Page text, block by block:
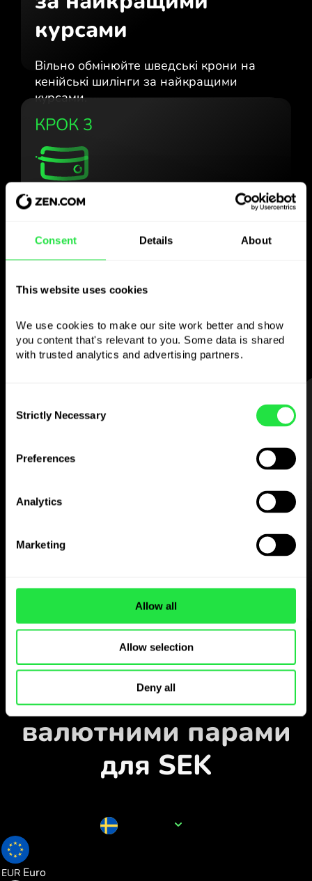
Consent Details About
This website uses cookies
We use cookies to make our site work better and show
you content that's relevant to you. Some data is shared
with trusted analytics and advertising partners.
Selection
Strictly Necessary
Preferences
Analytics
Marketing
Allow all
Allow selection
Deny all
курсами
Вільно обмінюйте шведські крони на
кенійські шилінги за найкращими
курсами.
КРОК 3
Користуйтесь
обраною валютою
так, як Вам зручно
знімайте з банкоматів без
комісії, платіть мультивалютною карткою
— просто та без стресу.
ZEN.COM
безкоштовно
Завантажте застосунок
і зареєструйтесь за кілька
хвилин.
Обміняти у застосунку
Стежте за
популярними
валютними парами
для SEK
EUR Euro